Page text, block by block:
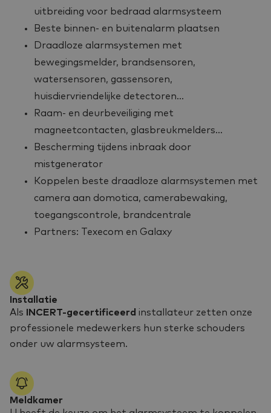
uitbreiding voor bedraad alarmsysteem
Beste binnen- en buitenalarm plaatsen
Draadloze alarmsystemen met
bewegingsmelder, brandsensoren,
watersensoren, gassensoren,
huisdiervriendelijke detectoren…
Raam- en deurbeveiliging met
magneetcontacten, glasbreukmelders…
Bescherming tijdens inbraak door
mistgenerator
Koppelen beste draadloze alarmsystemen met
camera aan domotica, camerabewaking,
toegangscontrole, brandcentrale
Partners: Texecom en Galaxy
Installatie
Als
INCERT-gecertificeerd installateur zetten onze
professionele medewerkers hun sterke schouders
onder uw alarmsysteem.
Meldkamer